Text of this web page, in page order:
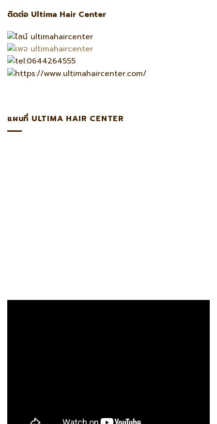
ติดต่อ Ultima Hair Center
แผนที่ ULTIMA HAIR CENTER